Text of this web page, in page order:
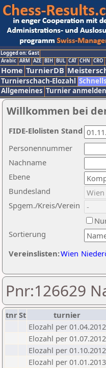
Logged on: Gast
Arabic ARM AZE BIH BUL CAT CHN CRO
Home TurnierDB
Turnierschach-Elozahl
Allgemeines Turnier
Willkommen bei
Nachname
Ebene
Sortierung
Personennummer
Bundesland
Spgem./Kreis/Verein
Vereinslisten:Wien
FIDE-Elolisten Stand
Pnr:126629
tnrSt turnier
Elozahl per 01.04.2012
Elozahl per 01.07.2012
Elozahl per 01.10.2012
Elozahl per 01.01.2013